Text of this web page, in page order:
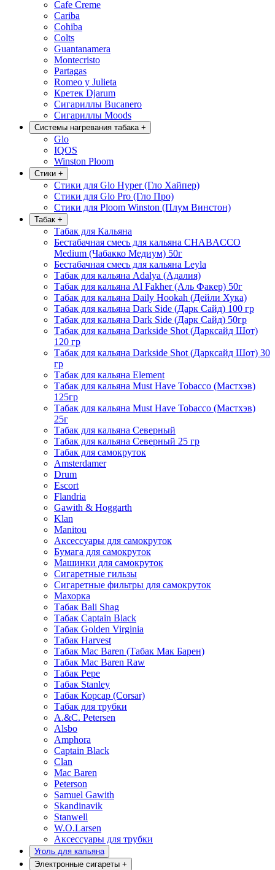
Cafe Creme
Cariba
Cohiba
Colts
Guantanamera
Montecristo
Partagas
Romeo y Julieta
Кретек Djarum
Сигариллы Bucanero
Сигариллы Moods
Системы нагревания табака +
Glo
IQOS
Winston Ploom
Стики +
Стики для Glo Hyper (Гло Хайпер)
Стики для Glo Pro (Гло Про)
Стики для Ploom Winston (Плум Винстон)
Табак +
Табак для Кальяна
Бестабачная смесь для кальяна CHABACCO
Medium (Чабакко Медиум) 50г
Бестабачная смесь для кальяна Leyla
Табак для кальяна Adalya (Адалия)
Табак для кальяна Al Fakher (Аль Факер) 50г
Табак для кальяна Daily Hookah (Дейли Хука)
Табак для кальяна Dark Side (Дарк Сайд) 100 гр
Табак для кальяна Dark Side (Дарк Сайд) 50гр
Табак для кальяна Darkside Shot (Дарксайд Шот)
120 гр
Табак для кальяна Darkside Shot (Дарксайд Шот) 30
гр
Табак для кальяна Element
Табак для кальяна Must Have Tobacco (Мастхэв)
125гр
Табак для кальяна Must Have Tobacco (Мастхэв)
25г
Табак для кальяна Северный
Табак для кальяна Северный 25 гр
Табак для самокруток
Amsterdamer
Drum
Escort
Flandria
Gawith & Hoggarth
Klan
Manitou
Аксессуары для самокруток
Бумага для самокруток
Машинки для самокруток
Сигаретные гильзы
Сигаретные фильтры для самокруток
Махорка
Табак Bali Shag
Табак Captain Black
Табак Golden Virginia
Табак Harvest
Табак Mac Baren (Табак Мак Барен)
Табак Mac Baren Raw
Табак Pepe
Табак Stanley
Табак Корсар (Corsar)
Табак для трубки
A.&C. Petersen
Alsbo
Amphora
Captain Black
Clan
Mac Baren
Peterson
Samuel Gawith
Skandinavik
Stanwell
W.O.Larsen
Аксессуары для трубки
Уголь для кальяна
Электронные сигареты +